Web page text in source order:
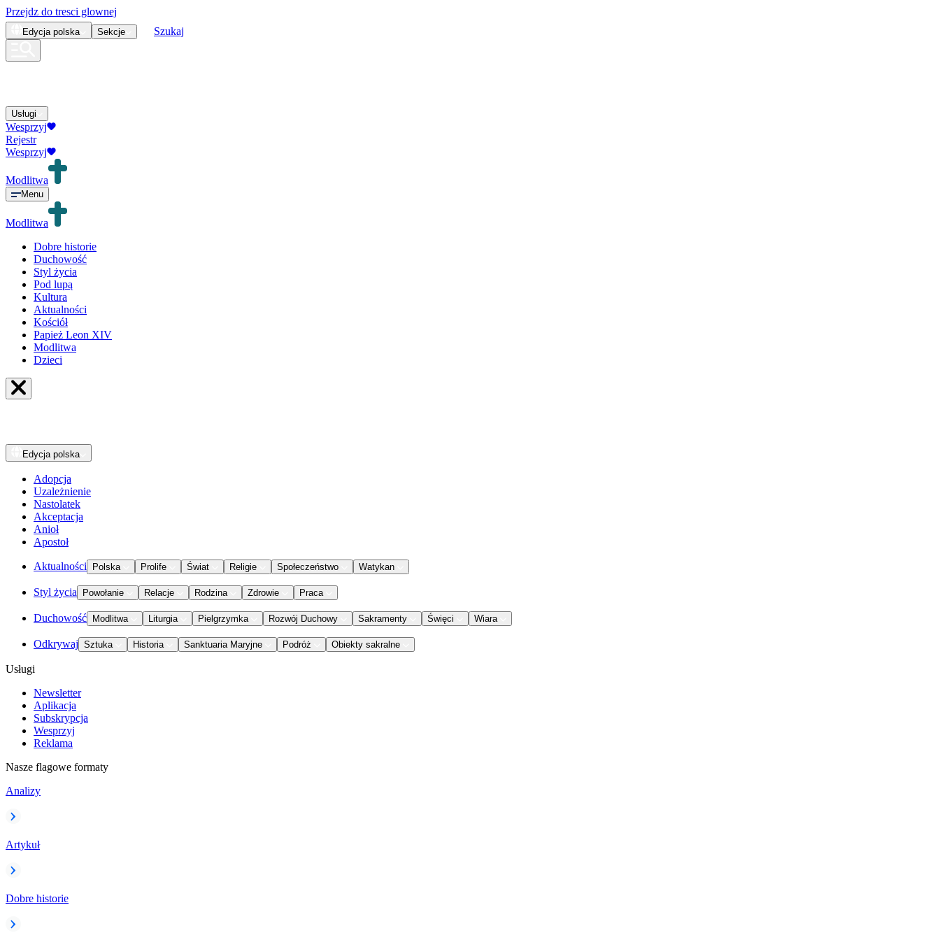
Przejdz do tresci glownej
Edycja polska Sekcje Szukaj
Usługi
Wesprzyj
Rejestr
Wesprzyj
Modlitwa
Menu
Modlitwa
Dobre historie
Duchowość
Styl życia
Pod lupą
Kultura
Aktualności
Kościół
Papież Leon XIV
Modlitwa
Dzieci
Edycja polska
Adopcja
Uzależnienie
Nastolatek
Akceptacja
Anioł
Apostoł
Aktualności Polska Prolife Świat Religie Społeczeństwo Watykan
Styl życia Powołanie Relacje Rodzina Zdrowie Praca
Duchowość Modlitwa Liturgia Pielgrzymka Rozwój Duchowy Sakramenty Święci Wiara
Odkrywaj Sztuka Historia Sanktuaria Maryjne Podróż Obiekty sakralne
Usługi
Newsletter
Aplikacja
Subskrypcja
Wesprzyj
Reklama
Nasze flagowe formaty
Analizy
Artykuł
Dobre historie